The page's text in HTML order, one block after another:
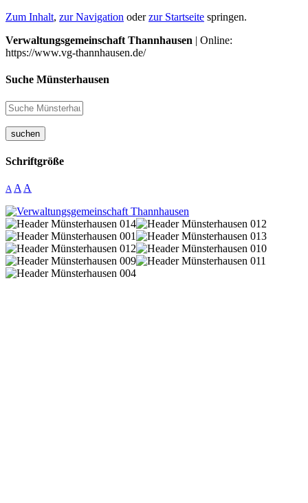
Zum Inhalt, zur Navigation oderzur Startseite springen.
Verwaltungsgemeinschaft Thannhausen | Online:
https://www.vg-thannhausen.de/
Suche Münsterhausen
suchen
Schriftgröße
A A A